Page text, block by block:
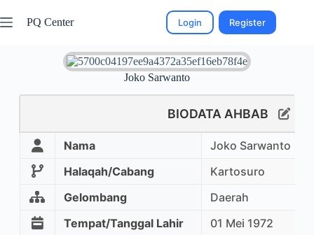
PQ Center Login Register
Joko Sarwanto
BIODATA AHBAB
Nama
Joko Sarwanto
Halaqah/Cabang
Kartosuro
Gelombang
Daerah
Tempat/Tanggal Lahir
01 Mei 1972